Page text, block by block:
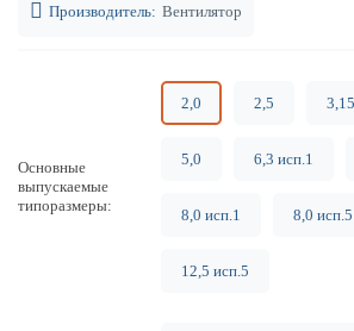
Производитель: Вентилятор
Основные
выпускаемые
типоразмеры
2,0 2,5 3,15
5,0 6,3 исп.1
8,0 исп.1 8,0 исп.5
12,5 исп.5